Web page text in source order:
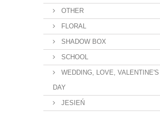
OTHER
FLORAL
SHADOW BOX
SCHOOL
WEDDING, LOVE, VALENTINE'S
DAY
JESIEŃ